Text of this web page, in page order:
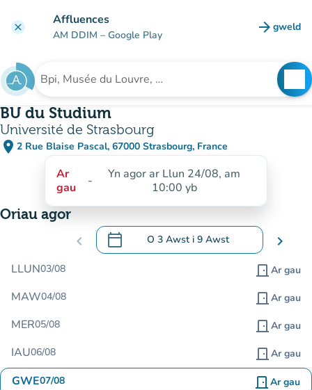
clear Affluences
AM DDIM – Google Play arrow_forward gweld
(tab
Chwilio am sefydliad
BU du Studium
Université de Strasbourg
place 2 Rue Blaise Pascal, 67000 Strasbourg, France
(agor yn Google Maps)
(tab newydd)
Ar
gau
-
Yn agor ar Llun 24/08, am
10:00 yb
Oriau agor
chevron_left calendar_today O 3 Awst i 9 Awst
.Agor y calendr i newid dyddiadau chevron_right
LLUN03/08 door_front Ar gau
MAW04/08 door_front Ar gau
MER05/08 door_front Ar gau
IAU06/08 door_front Ar gau
GWE07/08 door_front Ar gau